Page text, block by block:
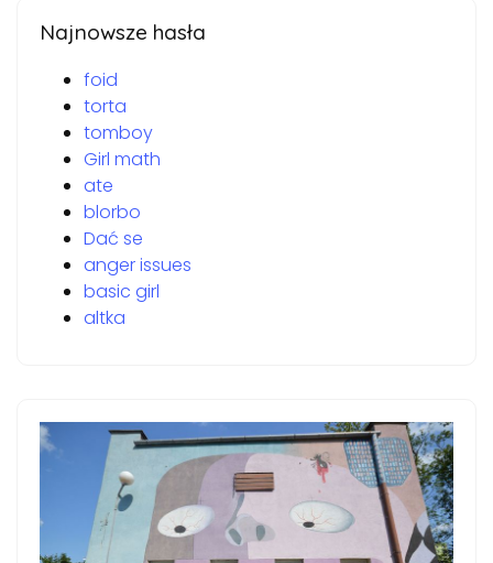
Najnowsze hasła
foid
torta
tomboy
Girl math
ate
blorbo
Dać se
anger issues
basic girl
altka